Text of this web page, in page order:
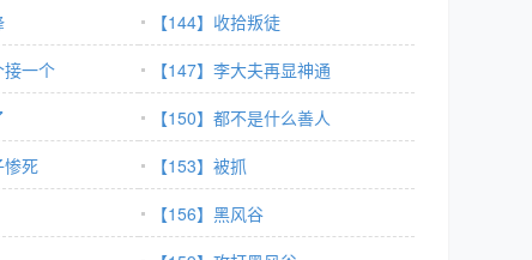
【144】收拾叛徒
接一个
【147】李大夫再显神通
【150】都不是什么善人
惨死
【153】被抓
【156】黑风谷